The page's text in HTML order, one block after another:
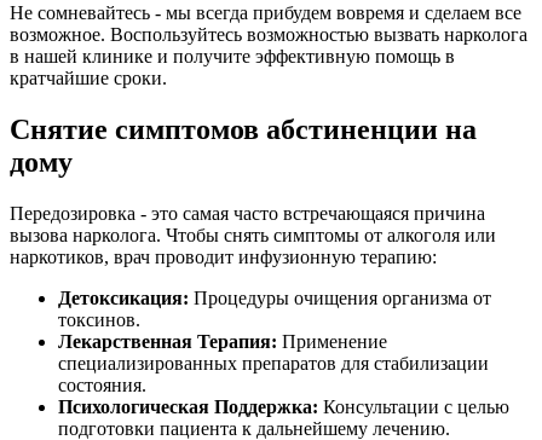
Не сомневайтесь - мы всегда прибудем вовремя и сделаем все
возможное. Воспользуйтесь возможностью вызвать нарколога
в нашей клинике и получите эффективную помощь в
кратчайшие сроки.
Снятие симптомов абстиненции на
дому
Передозировка - это самая часто встречающаяся причина
вызова нарколога. Чтобы снять симптомы от алкоголя или
наркотиков, врач проводит инфузионную терапию:
Детоксикация: Процедуры очищения организма от
токсинов.
Лекарственная Терапия: Применение
специализированных препаратов для стабилизации
состояния.
Психологическая Поддержка: Консультации с целью
подготовки пациента к дальнейшему лечению.